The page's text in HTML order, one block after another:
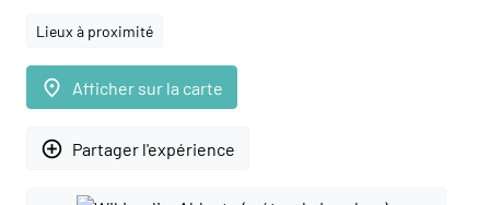
Lieux à proximité
place Afficher sur la carte
add_circle_outline Partager l'expérience